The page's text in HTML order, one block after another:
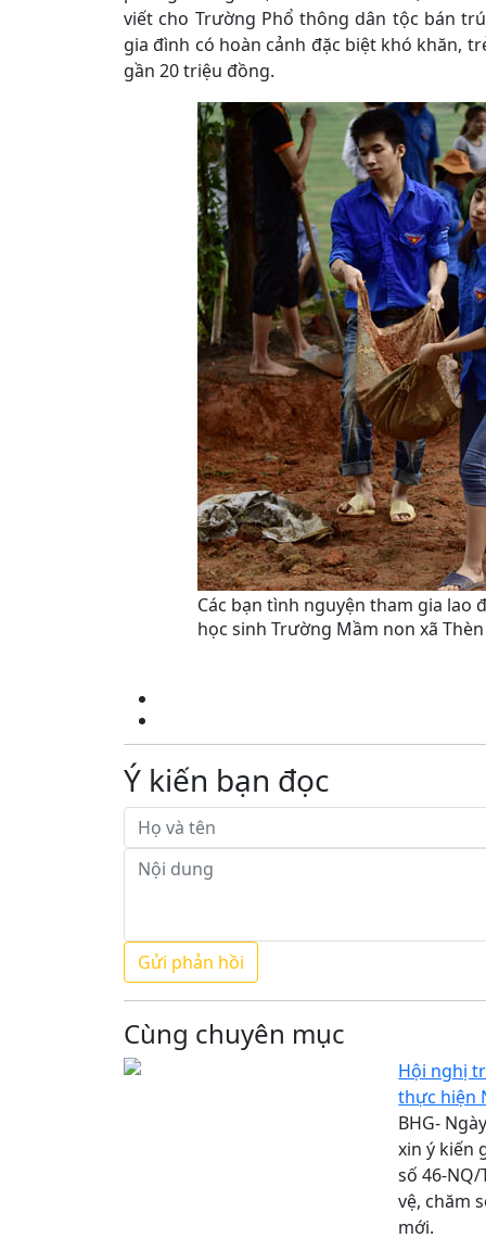
viết cho Trường Phổ thông dân tộc bán trú
gia đình có hoàn cảnh đặc biệt khó khăn,
gần 20 triệu đồng.
Các bạn tình nguyện tham gia lao
học sinh Trường Mầm non xã
Ý kiến bạn đọc
Cùng chuyên mục
Hội nghị
thực hiện
BHG-
xin ý kiến
số 46-
vệ, chăm
mới.